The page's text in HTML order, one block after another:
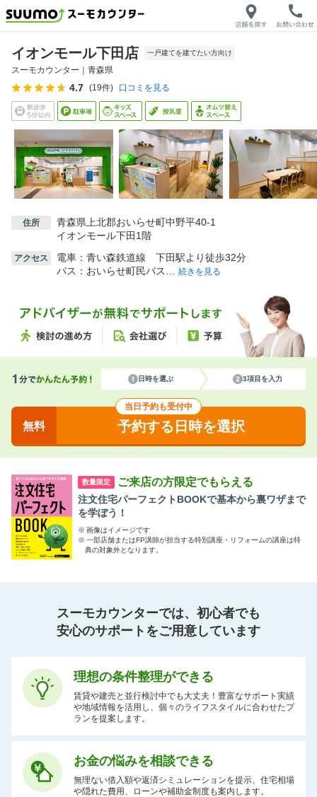
イオンモール下田店 一戸建てを建てたい方向け
スーモカウンター｜ 青森県
4.7 (19件) 口コミを見る
住所
青森県上北郡おいらせ町中野平40-1
イオンモール下田1階
アクセス
電車：青い森鉄道線 下田駅より徒歩32分
バス：おいらせ町民バス… 続きを見る
日時を選ぶ 3項目を入力
当日予約も受付中
無料 予約する日時を選択
数量限定 ご来店の方限定でもらえる
注文住宅パーフェクトBOOKで基本から裏ワザまで
を学ぼう！
※ 画像はイメージです
※ 一部店舗またはFP講師が担当する特別講座・リフォームの講座は特
典の対象外となります。
スーモカウンターでは、初心者でも
安心のサポートをご用意しています
理想の条件整理ができる
賃貸や建売と並行検討中でも大丈夫！豊富なサポート実績
や地域情報を活用し、個々のライフスタイルに合わせたプ
ランを提案します。
お金の悩みを相談できる
無理ない借入額や返済シミュレーションを提示、住宅相場
や隠れた費用、ローンや補助金制度も案内します。